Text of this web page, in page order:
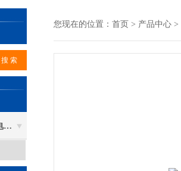
大台面电子地磅（广东地磅）电子汽车衡
您现在的位置： 首页 > 产品中心 >